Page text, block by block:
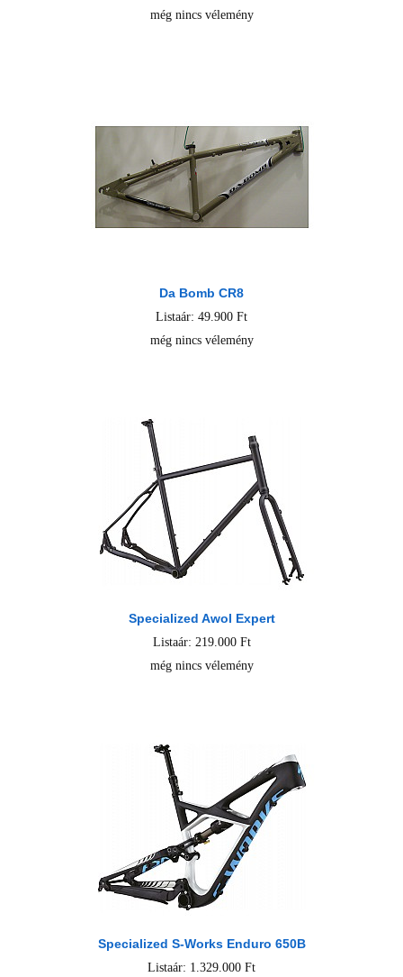
még nincs vélemény
Da Bomb CR8
Listaár: 49.900 Ft
még nincs vélemény
Specialized Awol Expert
Listaár: 219.000 Ft
még nincs vélemény
Specialized S-Works Enduro 650B
Listaár: 1.329.000 Ft